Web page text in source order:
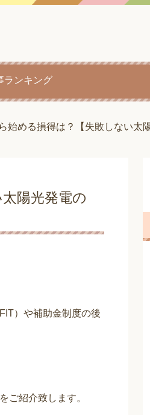
ランキング
始める損得は？【失敗しない太
陽光発電の
）や補助金制度の後
ご紹介致します。